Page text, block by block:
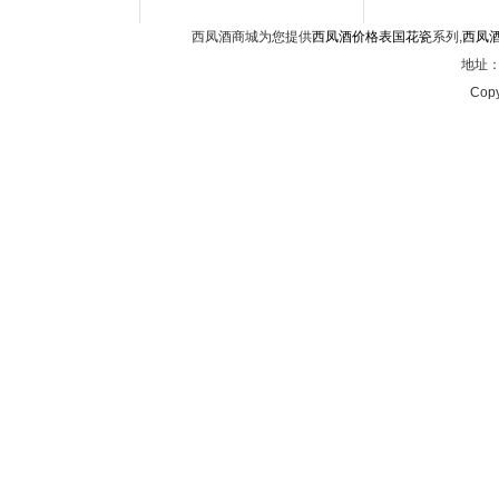
西凤酒商城为您提供西凤酒价格表国花瓷系列,西凤
地址